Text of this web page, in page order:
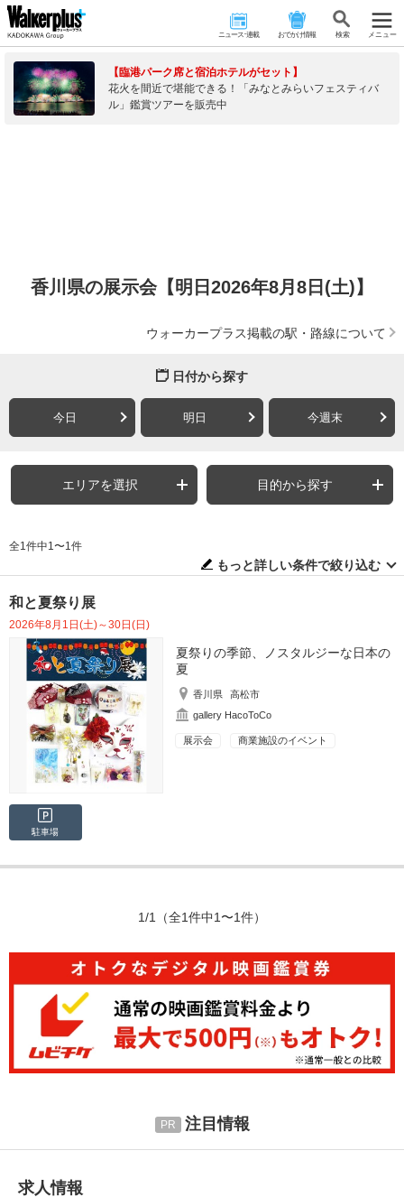
ニュース･連載 おでかけ情報 検 索 メニュー
【臨港パーク席と宿泊ホテルがセット】
花火を間近で堪能できる！「みなとみらいフェスティバ
ル」鑑賞ツアーを販売中
香川県の展示会【明日2026年8月8日(土)】
ウォーカープラス掲載の駅・路線について
日付から探す
今日 明日 今週末
エリアを選択 目的から探す
全1件中1〜1件
もっと詳しい条件で絞り込む
和と夏祭り展
2026年8月1日(土)～30日(日)
夏祭りの季節、ノスタルジーな日本の
夏
香川県
高松市
gallery HacoToCo
展示会 商業施設のイベント
駐車場
1/1 （全1件中1〜1件）
注目情報
求人情報